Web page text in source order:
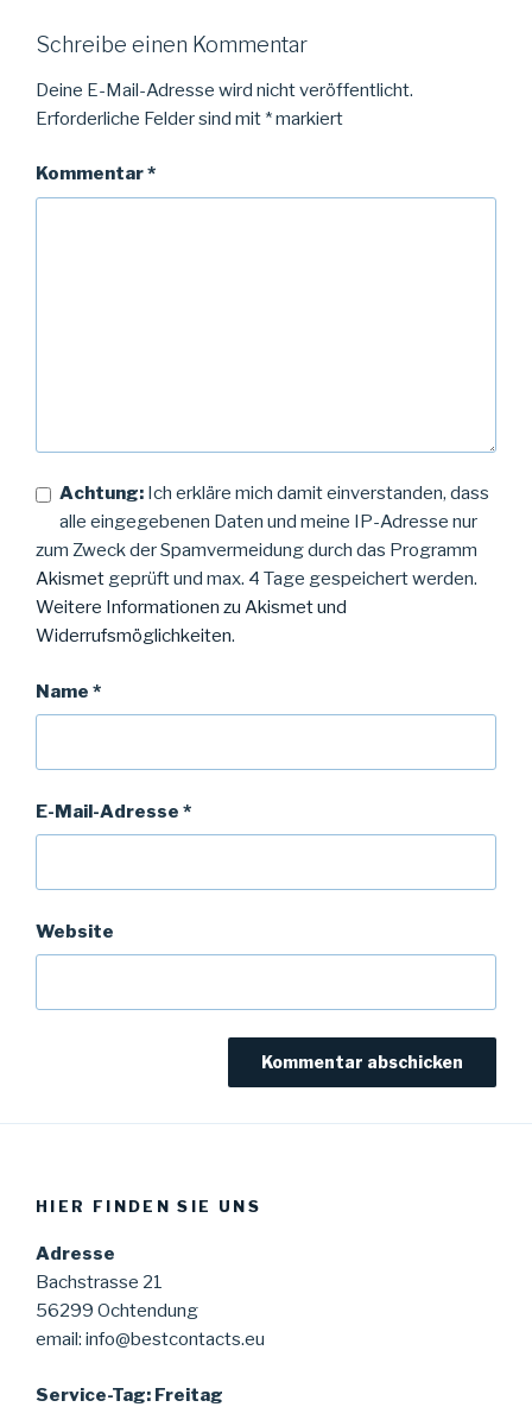
Schreibe einen Kommentar
Deine E-Mail-Adresse wird nicht veröffentlicht.
Erforderliche Felder sind mit *markiert
Kommentar*
Achtung: Ich erkläre mich damit einverstanden, dass
alle eingegebenen Daten und meine IP-Adresse nur
zum Zweck der Spamvermeidung durch das Programm
Akismet geprüft und max. 4 Tage gespeichert werden.
Weitere Informationen zu Akismet und
Widerrufsmöglichkeiten.
Name *
E-Mail-Adresse *
Website
HIER FINDEN SIE UNS
Adresse
Bachstrasse 21
56299 Ochtendung
email: info@bestcontacts.eu
Service-Tag: Freitag